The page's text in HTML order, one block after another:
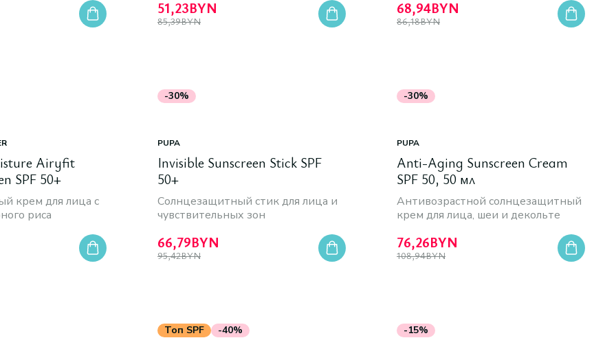
51,23BYN
85,39BYN
68,94BYN
86,18BYN
Airyfit
SPF 50+
крем для лица с
риса
-30%
PUPA
Invisible Sunscreen Stick SPF
50+
Солнцезащитный стик для лица и
чувствительных зон
66,79BYN
95,42BYN
-30%
PUPA
Anti-Aging Sunscreen Cream
SPF 50, 50 мл
Антивозрастной солнцезащитный
крем для лица, шеи и декольте
76,26BYN
108,94BYN
Топ SPF -40% -15%